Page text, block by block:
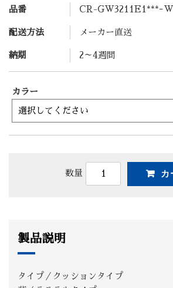
品番 CR-GW3211E1***ｰW
配送方法 メーカー直送
納期 2～4週間
カラー
数量
製品説明
タイプ／クッションタイプ